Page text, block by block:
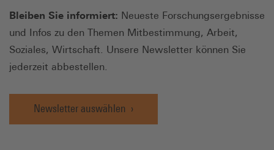
Bleiben Sie informiert: Neueste Forschungsergebnisse
und Infos zu den Themen Mitbestimmung, Arbeit,
Soziales, Wirtschaft. Unsere Newsletter können Sie
jederzeit abbestellen.
Newsletter auswählen